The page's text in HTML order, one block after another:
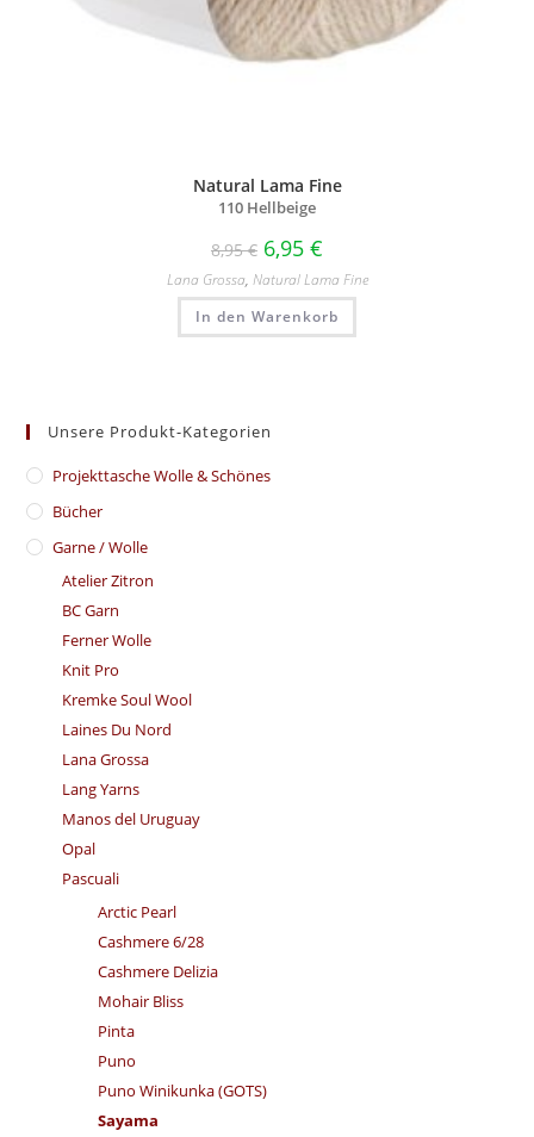
Natural Lama Fine
110 Hellbeige
8,95€ 6,95 €
Lana Grossa, Natural Lama Fine
In den Warenkorb
Unsere Produkt-Kategorien
​Projekttasche Wolle & Schönes
Bücher
Garne / Wolle
Atelier Zitron
BC Garn
Ferner Wolle
Knit Pro
Kremke Soul Wool
Laines Du Nord
Lana Grossa
Lang Yarns
Manos del Uruguay
Opal
Pascuali
Arctic Pearl
Cashmere 6/28
Cashmere Delizia
Mohair Bliss
Pinta
Puno
Puno Winikunka (GOTS)
Sayama